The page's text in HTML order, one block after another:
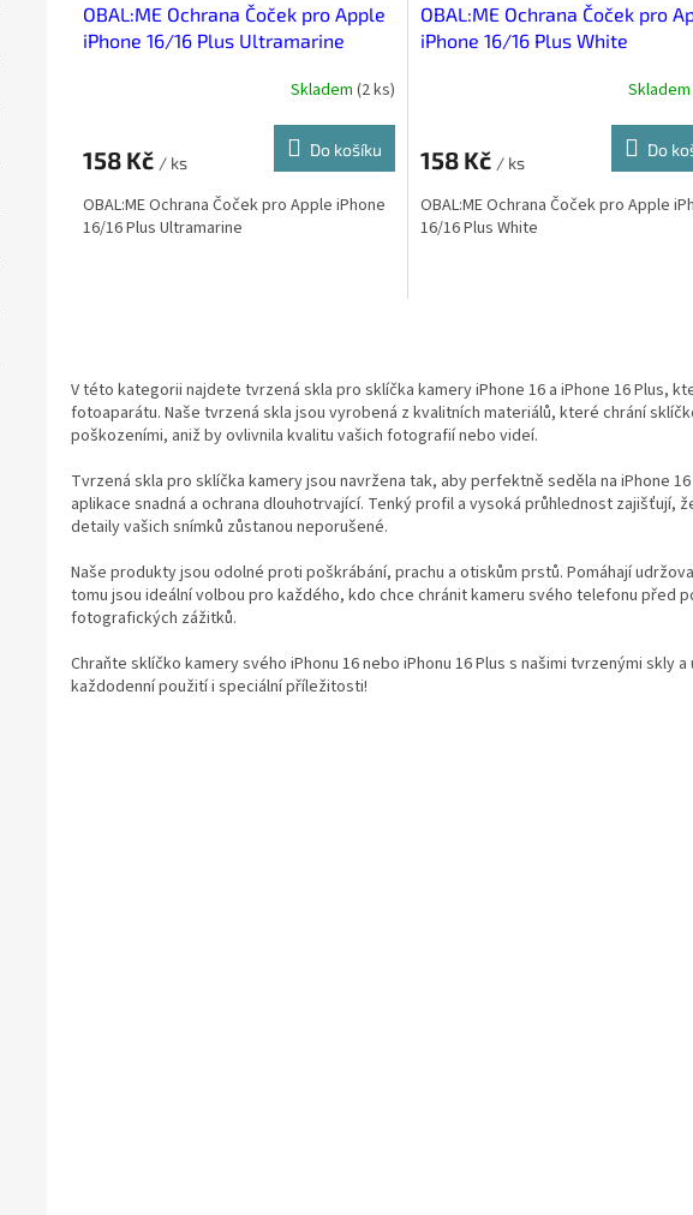
OBAL:ME Ochrana Čoček pro Apple
iPhone 16/16 Plus Ultramarine
Skladem (2 ks)
158 Kč / ks
Do košíku
OBAL:ME Ochrana Čoček pro Apple iPhone
16/16 Plus Ultramarine
OBAL:ME Ochrana Čoček pro
iPhone 16/16 Plus White
Skladem
158 Kč / ks
Do
OBAL:ME Ochrana Čoček pro Apple
16/16 Plus White
á
d
c
í
p
k
y
p
V této kategorii najdete tvrzená skla pro sklíčka kamery iPhone 16 a iPhone 16 Plus,
fotoaparátu. Naše tvrzená skla jsou vyrobená z kvalitních materiálů, které chrání
poškozeními, aniž by ovlivnila kvalitu vašich fotografií nebo videí.
Tvrzená skla pro sklíčka kamery jsou navržena tak, aby perfektně seděla na iPhone
aplikace snadná a ochrana dlouhotrvající. Tenký profil a vysoká průhlednost zajišťují,
detaily vašich snímků zůstanou neporušené.
Naše produkty jsou odolné proti poškrábání, prachu a otiskům prstů. Pomáhají
tomu jsou ideální volbou pro každého, kdo chce chránit kameru svého telefonu před
fotografických zážitků.
Chraňte sklíčko kamery svého iPhonu 16 nebo iPhonu 16 Plus s našimi tvrzenými
každodenní použití i speciální příležitosti!